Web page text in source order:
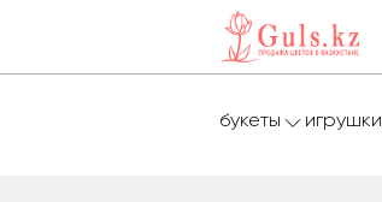
букеты игрушки